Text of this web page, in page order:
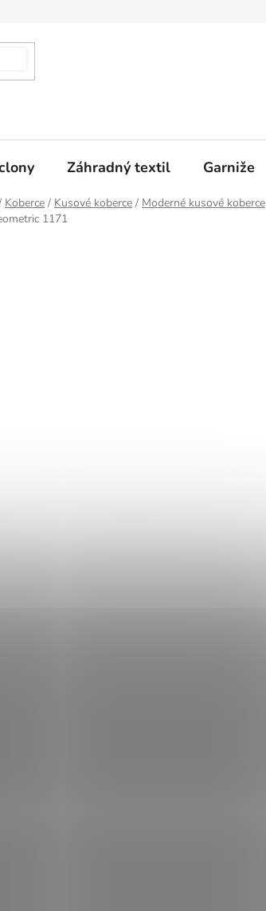
Záhradný textil Garniže
Koberce / Kusové koberce / Moderné kusové koberce
1171